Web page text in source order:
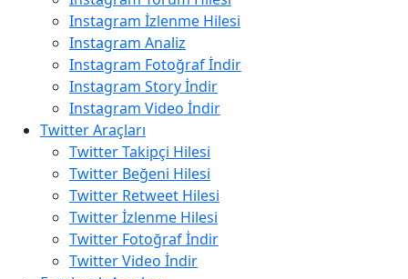
Instagram İzlenme Hilesi
Instagram Analiz
Instagram Fotoğraf İndir
Instagram Story İndir
Instagram Video İndir
Twitter Araçları
Twitter Takipçi Hilesi
Twitter Beğeni Hilesi
Twitter Retweet Hilesi
Twitter İzlenme Hilesi
Twitter Fotoğraf İndir
Twitter Video İndir